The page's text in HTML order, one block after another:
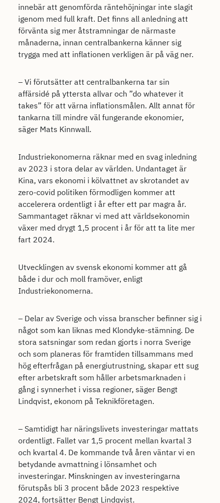
innebär att genomförda räntehöjningar inte slagit
igenom med full kraft. Det finns all anledning att
förvänta sig mer åtstramningar de närmaste
månaderna, innan centralbankerna känner sig
trygga med att inflationen verkligen är på väg ner.
– Vi förutsätter att centralbankerna tar sin
affärsidé på yttersta allvar och ”do whatever it
takes” för att värna inflationsmålen. Allt annat för
tankarna till mindre väl fungerande ekonomier,
säger Mats Kinnwall.
Industriekonomerna räknar med en svag inledning
av 2023 i stora delar av världen. Undantaget är
Kina, vars ekonomi i kölvattnet av skrotandet av
zero-covid politiken förmodligen kommer att
accelerera ordentligt i år efter ett par magra år.
Sammantaget räknar vi med att världsekonomin
växer med drygt 1,5 procent i år för att ta lite mer
fart 2024.
Utvecklingen av svensk ekonomi kommer att gå
både i dur och moll framöver, enligt
Industriekonomerna.
– Delar av Sverige och vissa branscher befinner sig i
något som kan liknas med Klondyke-stämning. De
stora satsningar som redan gjorts i norra Sverige
och som planeras för framtiden tillsammans med
hög efterfrågan på energiutrustning, skapar ett sug
efter arbetskraft som håller arbetsmarknaden i
gång i synnerhet i vissa regioner, säger Bengt
Lindqvist, ekonom på Teknikföretagen.
– Samtidigt har näringslivets investeringar mattats
ordentligt. Fallet var 1,5 procent mellan kvartal 3
och kvartal 4. De kommande två åren väntar vi en
betydande avmattning i lönsamhet och
investeringar. Minskningen av investeringarna
förutspås bli 3 procent både 2023 respektive
2024, fortsätter Bengt Lindqvist.